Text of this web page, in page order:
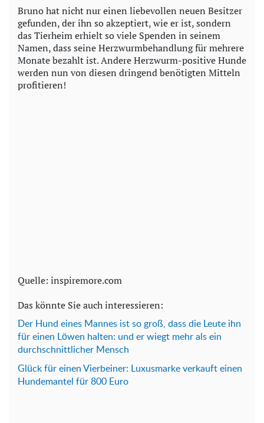
Bruno hat nicht nur einen liebevollen neuen Besitzer
gefunden, der ihn so akzeptiert, wie er ist, sondern
das Tierheim erhielt so viele Spenden in seinem
Namen, dass seine Herzwurmbehandlung für mehrere
Monate bezahlt ist. Andere Herzwurm-positive Hunde
werden nun von diesen dringend benötigten Mitteln
profitieren!
Quelle: inspiremore.com
Das könnte Sie auch interessieren:
Der Hund eines Mannes ist so groß, dass die Leute ihn
für einen Löwen halten: und er wiegt mehr als ein
durchschnittlicher Mensch
Glück für einen Vierbeiner: Luxusmarke verkauft einen
Hundemantel für 800 Euro